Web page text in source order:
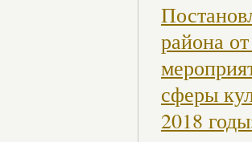
района
сферы
2018